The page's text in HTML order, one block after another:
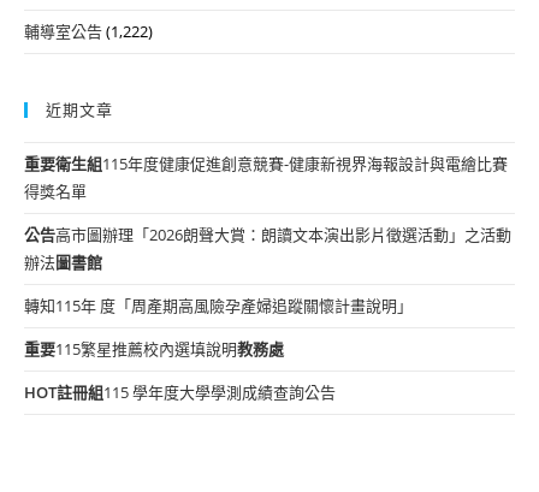
輔導室公告(1,222)
近期文章
重要衛生組115年度健康促進創意競賽-健康新視界海報設計與電繪比賽
得獎名單
公告高市圖辦理「2026朗聲大賞：朗讀文本演出影片徵選活動」之活動
辦法圖書館
轉知115年 度「周產期高風險孕產婦追蹤關懷計畫說明」
重要115繁星推薦校內選填說明教務處
HOT註冊組115 學年度大學學測成績查詢公告